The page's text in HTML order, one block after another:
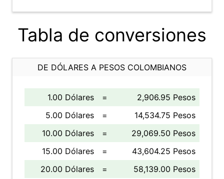
Tabla de conversiones
DE DÓLARES A PESOS COLOMBIANOS
1.00 Dólares =
2,906.95 Pesos
5.00 Dólares
=
14,534.75 Pesos
10.00 Dólares
=
29,069.50 Pesos
15.00 Dólares
=
43,604.25 Pesos
20.00 Dólares
=
58,139.00 Pesos